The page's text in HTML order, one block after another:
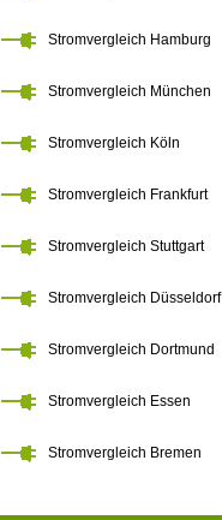
Stromvergleich Hamburg
Stromvergleich München
Stromvergleich Köln
Stromvergleich Frankfurt
Stromvergleich Stuttgart
Stromvergleich Düsseldorf
Stromvergleich Dortmund
Stromvergleich Essen
Stromvergleich Bremen